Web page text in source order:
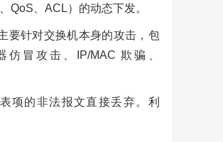
QoS、ACL）的动态下发。
要针对交换机本身的攻击，包
冒攻击、IP/MAC 欺骗、
项的非法报文直接丢弃。利